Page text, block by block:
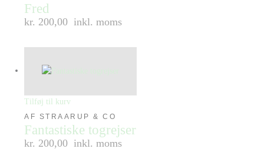
Fred
kr. 200,00 inkl. moms
Tilføj til kurv
AF STRAARUP & CO
Fantastiske togrejser
kr. 200,00 inkl. moms